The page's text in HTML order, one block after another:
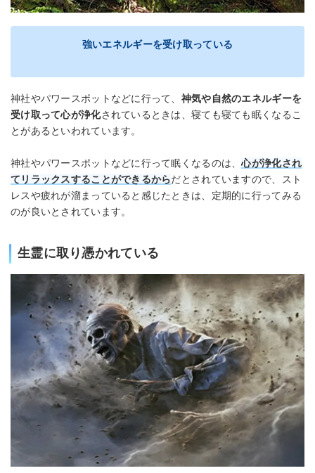
強いエネルギーを受け取っている
神社やパワースポットなどに行って、 神気や自然のエネルギーを
受け取って心が浄化されているときは、寝ても寝ても眠くなるこ
とがあるといわれています。
神社やパワースポットなどに行って眠くなるのは、心が浄化され
てリラックスすることができるからだとされていますので、スト
レスや疲れが溜まっていると感じたときは、定期的に行ってみる
のが良いとされています。
生霊に取り憑かれている